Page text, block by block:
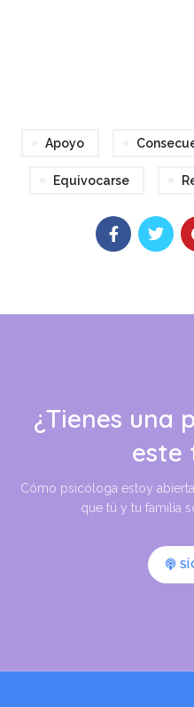
Apoyo
Equivocarse
¿Tienes una
este
Cómo psicóloga estoy
que tú y tu familia